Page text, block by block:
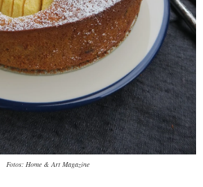
Fotos: Home & Art Magazine